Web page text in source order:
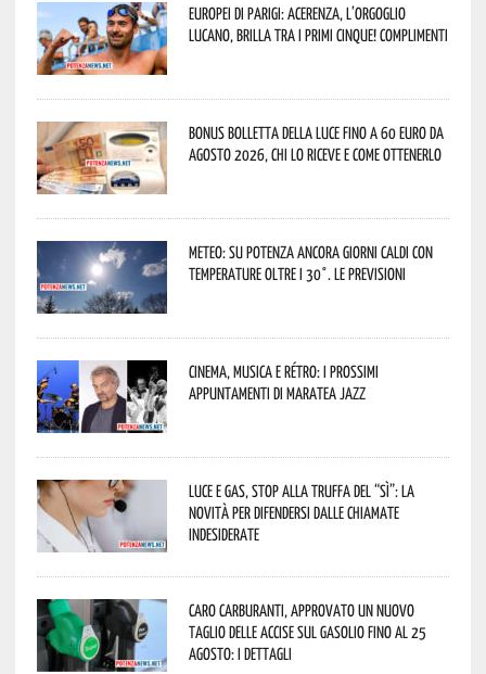
Europei di Parigi: Acerenza, l’orgoglio
lucano, brilla tra i primi cinque! Complimenti
Bonus bolletta della luce fino a 60 euro da
agosto 2026, chi lo riceve e come ottenerlo
Meteo: su Potenza ancora giorni caldi con
temperature oltre i 30°. Le previsioni
Cinema, musica e rétro: i prossimi
appuntamenti di Maratea Jazz
Luce e gas, stop alla truffa del “Sì”: la
novità per difendersi dalle chiamate
indesiderate
Caro carburanti, approvato un nuovo
taglio delle accise sul gasolio fino al 25
agosto: i dettagli